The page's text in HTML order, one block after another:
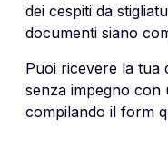
dei cespiti da
documenti siano
Puoi ricevere la tua
senza impegno con
compilando il form